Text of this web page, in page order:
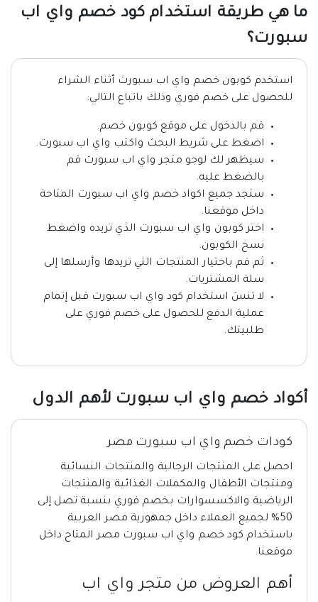
ما هي طريقة استخدام كود خصم واي اب
سبورت؟
استخدم كوبون خصم واي اب سبورت أثناء الشراء
للحصول على خصم فوري وذلك باتباع التالي:
قم بالدخول على موقع كوبون خصم.
اضغط على شريط البحث واكتب واي اب سبورت.
سيظهر لك لوجو متجر واي اب سبورت قم
بالضغط عليه.
ستجد جميع اكواد خصم واي اب سبورت المتاحة
داخل موقعنا.
اختر كوبون واي اب سبورت الذي تريده واضغط
نسخ الكوبون.
ثم قم باختيار المنتجات التي تريدها وأرسلها إلى
سلة المشتريات.
لا تنسَ استخدام كود واي اب سبورت قبل إتمام
عملية الدفع للحصول على خصم فوري على
طلبيتك.
أكواد خصم واي اب سبورت لأهم الدول
كودات خصم واي اب سبورت مصر
احصل على المنتجات الرجالية والمنتجات النسائية
ومنتجات الأطفال والمكملات الغذائية والمنتجات
الرياضية والاكسسوارات بخصم فوري بنسبة تصل إلى
50% لجميع العملاء داخل جمهورية مصر العربية
باستخدام كود خصم واي اب سبورت مصر المتاح داخل
موقعنا.
أهم العروض من متجر واي اب